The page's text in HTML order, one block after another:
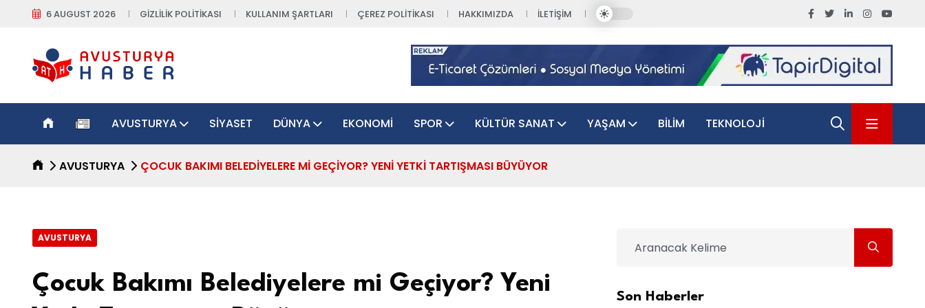
6 AUGUST 2026 GIZLILIK POLITIKASI KULLANIM ŞARTLARI ÇEREZ POLITIKASI HAKKIMIZDA İLETIŞIM
AVUSTURYA SIYASET DÜNYA EKONOMI SPOR KÜLTÜR SANAT YAŞAM BILIM TEKNOLOJI
AVUSTURYA ÇOCUK BAKIMI BELEDIYELERE MI GEÇIYOR? YENI YETKI TARTIŞMASI BÜYÜYOR
AVUSTURYA
Çocuk Bakımı Belediyelere mi Geçiyor? Yeni
Son Haberler